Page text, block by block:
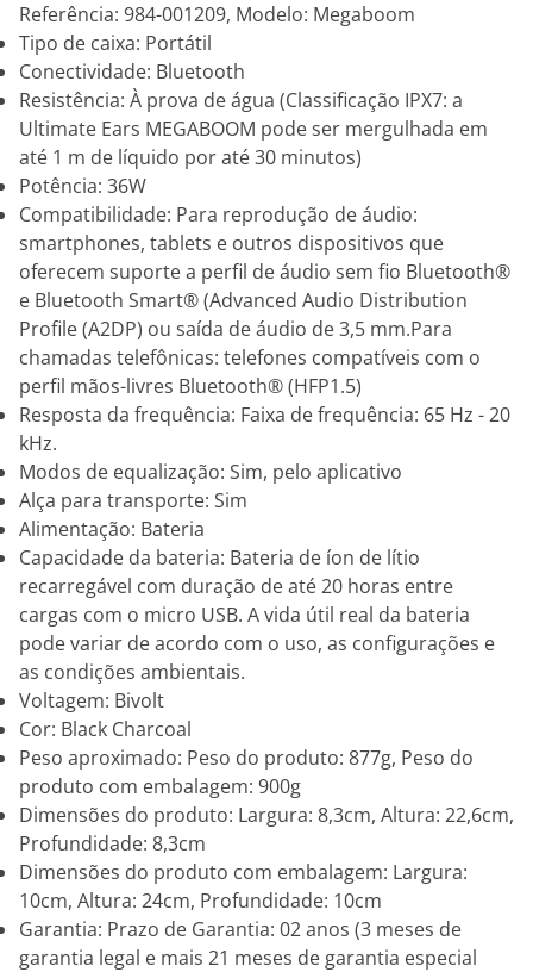
Referência: 984-001209, Modelo: Megaboom
Tipo de caixa: Portátil
Conectividade: Bluetooth
Resistência: À prova de água (Classificação IPX7: a
Ultimate Ears MEGABOOM pode ser mergulhada em
até 1 m de líquido por até 30 minutos)
Potência: 36W
Compatibilidade: Para reprodução de áudio:
smartphones, tablets e outros dispositivos que
oferecem suporte a perfil de áudio sem fio Bluetooth®
e Bluetooth Smart® (Advanced Audio Distribution
Profile (A2DP) ou saída de áudio de 3,5 mm.Para
chamadas telefônicas: telefones compatíveis com o
perfil mãos-livres Bluetooth® (HFP1.5)
Resposta da frequência: Faixa de frequência: 65 Hz - 20
kHz.
Modos de equalização: Sim, pelo aplicativo
Alça para transporte: Sim
Alimentação: Bateria
Capacidade da bateria: Bateria de íon de lítio
recarregável com duração de até 20 horas entre
cargas com o micro USB. A vida útil real da bateria
pode variar de acordo com o uso, as configurações e
as condições ambientais.
Voltagem: Bivolt
Cor: Black Charcoal
Peso aproximado: Peso do produto: 877g, Peso do
produto com embalagem: 900g
Dimensões do produto: Largura: 8,3cm, Altura: 22,6cm,
Profundidade: 8,3cm
Dimensões do produto com embalagem: Largura:
10cm, Altura: 24cm, Profundidade: 10cm
Garantia: Prazo de Garantia: 02 anos (3 meses de
garantia legal e mais 21 meses de garantia especial